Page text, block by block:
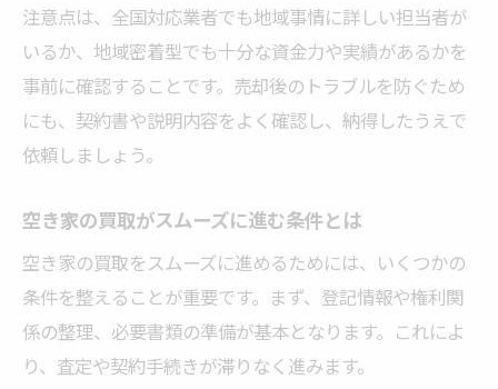
注意点は、全国対応業者でも地域事情に詳しい担当者が
いるか、地域密着型でも十分な資金力や実績があるかを
事前に確認することです。売却後のトラブルを防ぐため
にも、契約書や説明内容をよく確認し、納得したうえで
依頼しましょう。
空き家の買取がスムーズに進む条件とは
空き家の買取をスムーズに進めるためには、いくつかの
条件を整えることが重要です。まず、登記情報や権利関
係の整理、必要書類の準備が基本となります。これによ
り、査定や契約手続きが滞りなく進みます。